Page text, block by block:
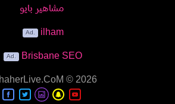
مشاهير بايو
ilham
Brisbane SEO
© 2026